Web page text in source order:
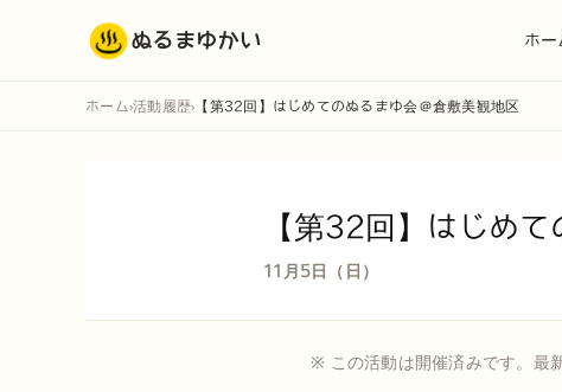
ぬるまゆかい ホー
ホーム ›活動履歴› 【第32回】はじめてのぬるまゆ会＠倉敷美観地区
【第32回】はじめ
11月5日（日）
※ この活動は開催済みです。最